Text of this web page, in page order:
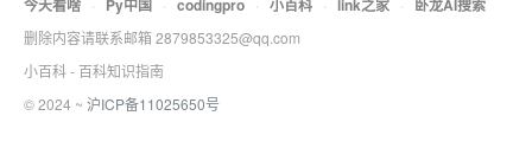
今天看啥 · Py中国 · codingpro · 小百科 · link之家 · 卧龙AI搜索
删除内容请联系邮箱 2879853325@qq.com
小百科 - 百科知识指南
© 2024 ~ 沪ICP备11025650号